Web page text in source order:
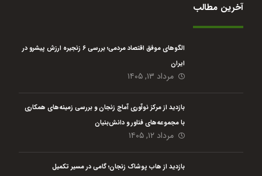
آخرین مطالب
الگوهای موفق اقتصاد مردمی؛ بررسی ۶ زنجیره ارزش پیشرو در
ایران
مرداد ۱۳, ۱۴۰۵
بازدید از مرکز نوآوری آماج زنجان و بررسی زمینه‌های همکاری
با مجموعه‌های فناور و دانش‌بنیان
مرداد ۱۲, ۱۴۰۵
بازدید از هاب پوشاک زنجان؛ گامی در مسیر تکمیل